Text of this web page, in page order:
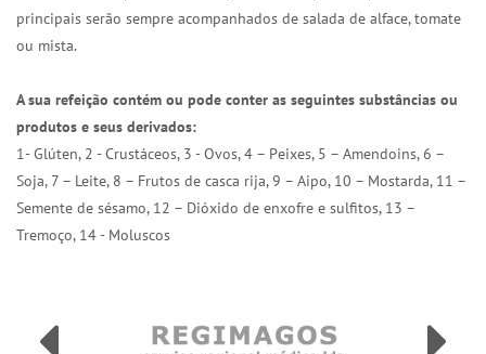
principais serão sempre acompanhados de salada de alface, tomate
ou mista.
A sua refeição contém ou pode conter as seguintes substâncias ou
produtos e seus derivados:
1- Glúten, 2 - Crustáceos, 3 - Ovos, 4 – Peixes, 5 – Amendoins, 6 –
Soja, 7 – Leite, 8 – Frutos de casca rija, 9 – Aipo, 10 – Mostarda, 11 –
Semente de sésamo, 12 – Dióxido de enxofre e sulfitos, 13 –
Tremoço, 14 - Moluscos